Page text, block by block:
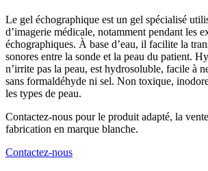
Le gel échographique est un gel spécialisé
d’imagerie médicale, notamment pendant les
échographiques. À base d’eau, il facilite la
sonores entre la sonde et la peau du patient.
n’irrite pas la peau, est hydrosoluble, facile à
sans formaldéhyde ni sel. Non toxique,
les types de peau.
Contactez-nous pour le produit adapté, la
fabrication en marque blanche.
Contactez-nous